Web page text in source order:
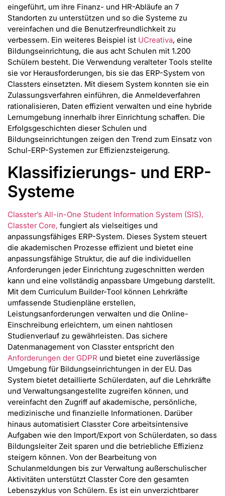
eingeführt, um ihre Finanz- und HR-Abläufe an 7
Standorten zu unterstützen und so die Systeme zu
vereinfachen und die Benutzerfreundlichkeit zu
verbessern. Ein weiteres Beispiel ist UCreativa, eine
Bildungseinrichtung, die aus acht Schulen mit 1.200
Schülern besteht. Die Verwendung veralteter Tools stellte
sie vor Herausforderungen, bis sie das ERP-System von
Classters einsetzten. Mit diesem System konnten sie ein
Zulassungsverfahren einführen, die Anmeldeverfahren
rationalisieren, Daten effizient verwalten und eine hybride
Lernumgebung innerhalb ihrer Einrichtung schaffen. Die
Erfolgsgeschichten dieser Schulen und
Bildungseinrichtungen zeigen den Trend zum Einsatz von
Schul-ERP-Systemen zur Effizienzsteigerung.
Klassifizierungs- und ERP-
Systeme
Classter’s All-in-One Student Information System (SIS),
Classter Core, fungiert als vielseitiges und
anpassungsfähiges ERP-System. Dieses System steuert
die akademischen Prozesse effizient und bietet eine
anpassungsfähige Struktur, die auf die individuellen
Anforderungen jeder Einrichtung zugeschnitten werden
kann und eine vollständig anpassbare Umgebung darstellt.
Mit dem Curriculum Builder-Tool können Lehrkräfte
umfassende Studienpläne erstellen,
Leistungsanforderungen verwalten und die Online-
Einschreibung erleichtern, um einen nahtlosen
Studienverlauf zu gewährleisten. Das sichere
Datenmanagement von Classter entspricht den
Anforderungen der GDPR und bietet eine zuverlässige
Umgebung für Bildungseinrichtungen in der EU. Das
System bietet detaillierte Schülerdaten, auf die Lehrkräfte
und Verwaltungsangestellte zugreifen können, und
vereinfacht den Zugriff auf akademische, persönliche,
medizinische und finanzielle Informationen. Darüber
hinaus automatisiert Classter Core arbeitsintensive
Aufgaben wie den Import/Export von Schülerdaten, so dass
Bildungsleiter Zeit sparen und die betriebliche Effizienz
steigern können. Von der Bearbeitung von
Schulanmeldungen bis zur Verwaltung außerschulischer
Aktivitäten unterstützt Classter Core den gesamten
Lebenszyklus von Schülern. Es ist ein unverzichtbarer